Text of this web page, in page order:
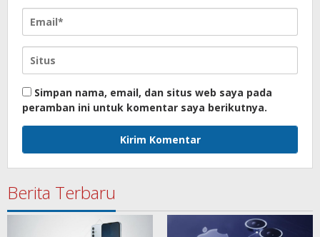
Simpan nama, email, dan situs web saya pada
peramban ini untuk komentar saya berikutnya.
Berita Terbaru